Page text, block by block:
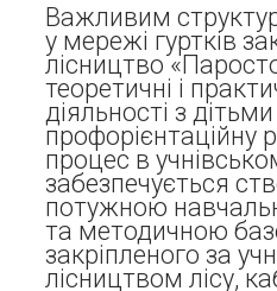
Важливим
у мережі гуртків
лісництво
теоретичні і
діяльності з
профорієнтаційну
процес в
забезпечується
потужною
та методичною
закріпленого за
лісництвом лісу,